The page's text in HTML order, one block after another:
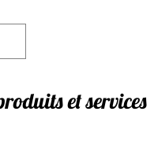
et services